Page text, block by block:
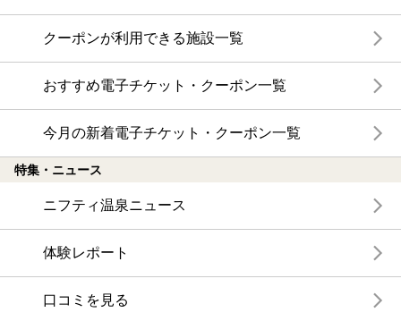
クーポンが利用できる施設一覧
おすすめ電子チケット・クーポン一覧
今月の新着電子チケット・クーポン一覧
特集・ニュース
ニフティ温泉ニュース
体験レポート
口コミを見る